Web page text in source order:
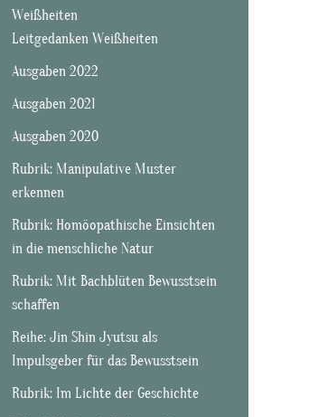
Weißheiten
Leitgedanken Weißheiten
Ausgaben 2022
Ausgaben 2021
Ausgaben 2020
Rubrik: Manipulative Muster
erkennen
Rubrik: Homöopathische Einsichten
in die menschliche Natur
Rubrik: Mit Bachblüten Bewusstsein
schaffen
Reihe: Jin Shin Jyutsu als
Impulsgeber für das Bewusstsein
Rubrik: Im Lichte der Geschichte